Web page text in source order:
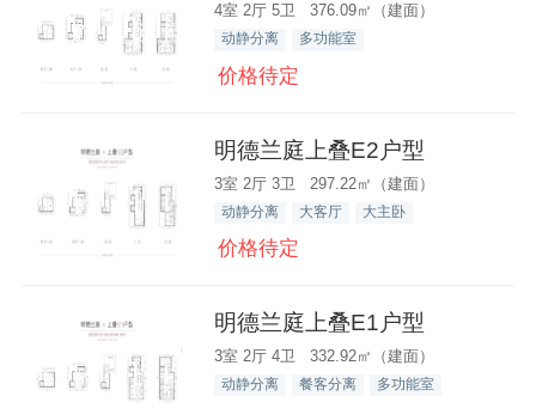
4室 2厅 5卫 376.09㎡（建面）
动静分离 多功能室
价格待定
明德兰庭上叠E2户型
3室 2厅 3卫 297.22㎡（建面）
动静分离 大客厅 大主卧
价格待定
明德兰庭上叠E1户型
3室 2厅 4卫 332.92㎡（建面）
动静分离 餐客分离 多功能室